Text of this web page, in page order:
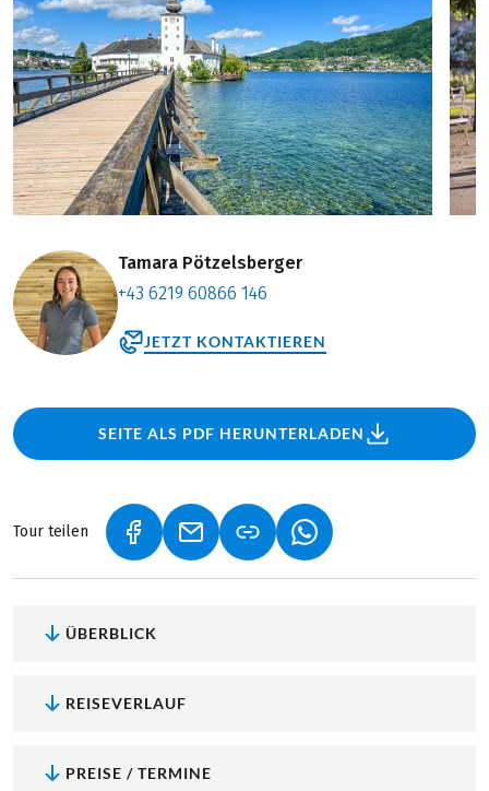
Tamara Pötzelsberger
+43 6219 60866 146
JETZT KONTAKTIEREN
SEITE ALS PDF HERUNTERLADEN
Tour teilen (LINK ÖFFNET IN NEUEM TAB)
(LINK ÖFFNET IN NEUEM TAB)
(LINK ÖFFNET IN
ÜBERBLICK
REISEVERLAUF
PREISE / TERMINE